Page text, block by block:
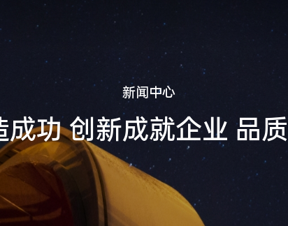
新闻 中心
成功创新成就企业 品质